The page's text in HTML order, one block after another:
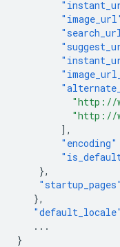
"http://
"http://
],
"encoding"
},
"startup_pages"
},
"default_locale"
...
}